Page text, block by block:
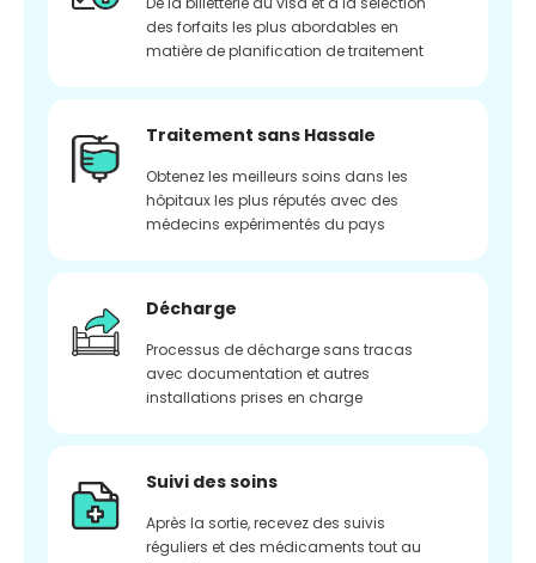
des forfaits les plus abordables en
matière de planification de traitement
Traitement sans Hassale
Obtenez les meilleurs soins dans les
hôpitaux les plus réputés avec des
médecins expérimentés du pays
Décharge
Processus de décharge sans tracas
avec documentation et autres
installations prises en charge
Suivi des soins
Après la sortie, recevez des suivis
réguliers et des médicaments tout au